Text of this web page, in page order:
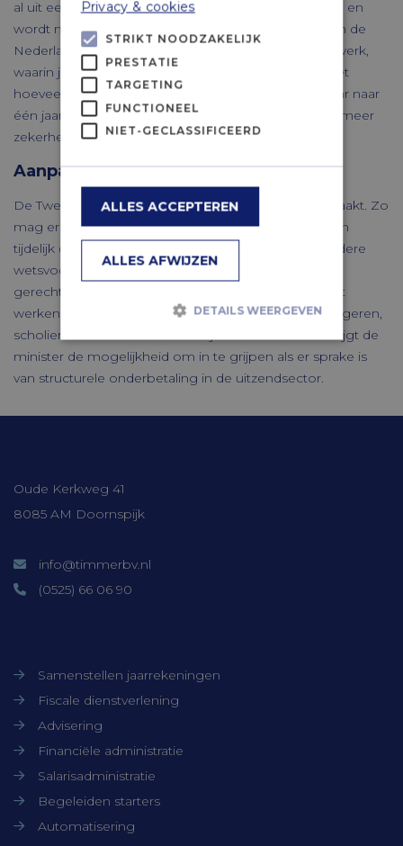
al uit een uitspraak van het Europees Hof van Justitie en
wordt nu voor alle arbeidsvoorwaarden vastgelegd in de
Nederlandse wet. Ook worden de fases van uitzendwerk,
waarin je elke dag kan worden ontslagen of niet weet
hoeveel uren je kan werken, verkort van anderhalf jaar naar
één jaar. Op die manier zorgt het wetsvoorstel voor meer
zekerheid voor uitzendkrachten.
Aanpassingen door de Tweede Kamer
De Tweede Kamer heeft enkele aanpassingen gemaakt. Zo
mag er na drie tijdelijke contracten drie jaar lang geen
tijdelijk contract meer worden afgesloten. In het eerdere
wetsvoorstel was dit nog vijf jaar. Ook mogen AOW-
gerechtigden straks nog wel op een oproepcontract
werken. De wet kende deze uitzondering al voor jongeren,
scholieren en studenten met bijbanen. En tot slot krijgt de
minister de mogelijkheid om in te grijpen als er sprake is
van structurele onderbetaling in de uitzendsector.
Oude Kerkweg 41
8085 AM Doornspijk
info@timmerbv.nl
(0525) 66 06 90
Samenstellen jaarrekeningen
Fiscale dienstverlening
Advisering
Financiële administratie
Salarisadministratie
Begeleiden starters
Automatisering
Privacy & cookies
STRIKT NOODZAKELIJK
PRESTATIE
TARGETING
FUNCTIONEEL
NIET-GECLASSIFICEERD
ALLES ACCEPTEREN
ALLES AFWIJZEN
DETAILS WEERGEVEN
Niet-geclassificeerd
accountbeheer. De website kan niet goed
worden gebruikt zonder de strikt
noodzakelijke cookies.
Naam
CookieScriptConsent